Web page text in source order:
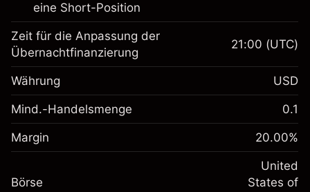
Margin. Ihre Investition
$1,000.00
Anpassung der
Übernachtfinanzierung
fremdfinanzierten
(-$1.08)
~$5,000.00
eine Short-Position
Margin. Ihre Investition
$1,000.00
Anpassung der
-0.000654
%
Zeit für die Anpassung der
Übernachtfinanzierung
21:00 (UTC)
Währung USD
Mind.-Handelsmenge 0.1
Margin 20.00%
Börse
United
States of